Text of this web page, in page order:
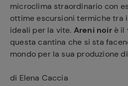
microclima straordinario con
ottime escursioni termiche tra
ideali per la vite. Areni noirè il
questa cantina che si sta
mondo per la sua produzione
di Elena Caccia